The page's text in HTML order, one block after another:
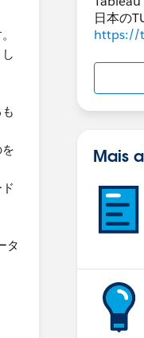
タ
日本の
https://
Mais